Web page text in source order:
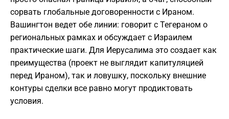
сорвать глобальные договоренности с Ираном.
Вашингтон ведет обе линии: говорит с Тегераном о
региональных рамках и обсуждает с Израилем
практические шаги. Для Иерусалима это создает как
преимущества (проект не выглядит капитуляцией
перед Ираном), так и ловушку, поскольку внешние
контуры сделки все равно могут продиктовать
условия.